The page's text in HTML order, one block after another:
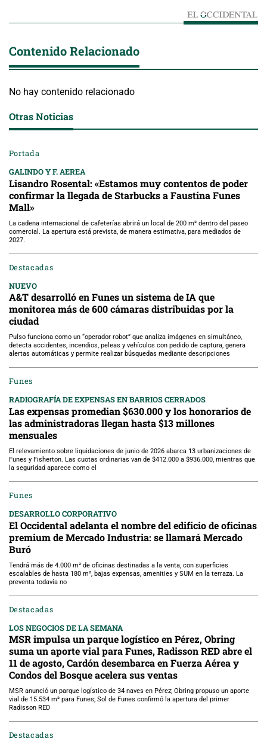
Contenido Relacionado
No hay contenido relacionado
Otras Noticias
Portada
GALINDO Y F. AEREA
Lisandro Rosental: «Estamos muy contentos de poder
confirmar la llegada de Starbucks a Faustina Funes
Mall»
La cadena internacional de cafeterías abrirá un local de 200 m² dentro del paseo
comercial. La apertura está prevista, de manera estimativa, para mediados de
2027.
Destacadas
NUEVO
A&T desarrolló en Funes un sistema de IA que
monitorea más de 600 cámaras distribuidas por la
ciudad
Pulso funciona como un “operador robot” que analiza imágenes en simultáneo,
detecta accidentes, incendios, peleas y vehículos con pedido de captura, genera
alertas automáticas y permite realizar búsquedas mediante descripciones
Funes
RADIOGRAFÍA DE EXPENSAS EN BARRIOS CERRADOS
Las expensas promedian $630.000 y los honorarios de
las administradoras llegan hasta $13 millones
mensuales
El relevamiento sobre liquidaciones de junio de 2026 abarca 13 urbanizaciones de
Funes y Fisherton. Las cuotas ordinarias van de $412.000 a $936.000, mientras que
la seguridad aparece como el
Funes
DESARROLLO CORPORATIVO
El Occidental adelanta el nombre del edificio de oficinas
premium de Mercado Industria: se llamará Mercado
Buró
Tendrá más de 4.000 m² de oficinas destinadas a la venta, con superficies
escalables de hasta 180 m², bajas expensas, amenities y SUM en la terraza. La
preventa todavía no
Destacadas
LOS NEGOCIOS DE LA SEMANA
MSR impulsa un parque logístico en Pérez, Obring
suma un aporte vial para Funes, Radisson RED abre el
11 de agosto, Cardón desembarca en Fuerza Aérea y
Condos del Bosque acelera sus ventas
MSR anunció un parque logístico de 34 naves en Pérez; Obring propuso un aporte
vial de 15.534 m² para Funes; Sol de Funes confirmó la apertura del primer
Radisson RED
Destacadas